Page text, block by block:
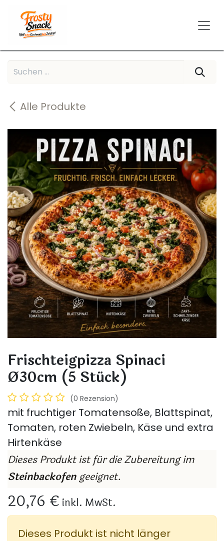
Alle Produkte
Frischteigpizza Spinaci
Ø30cm (5 Stück)
(0 Rezension)
mit fruchtiger Tomatensoße, Blattspinat,
Tomaten, roten Zwiebeln, Käse und extra
Hirtenkäse
Dieses Produkt ist für die Zubereitung im
Steinbackofengeeignet.
20,76 € inkl. MwSt.
Dieses Produkt ist nicht länger